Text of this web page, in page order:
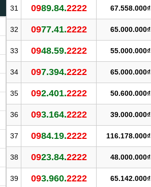
31 0989.84.2222 67.558.000₫
32 0977.41.2222 65.000.000₫
33 0948.59.2222 55.000.000₫
34 097.394.2222 65.000.000₫
35 092.401.2222 50.600.000₫
36 093.164.2222 39.000.000₫
37 0984.19.2222 116.178.000₫
38 0923.84.2222 48.000.000₫
39 093.960.2222 65.142.000₫